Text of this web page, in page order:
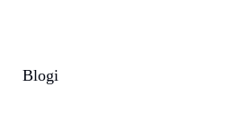
Blogi